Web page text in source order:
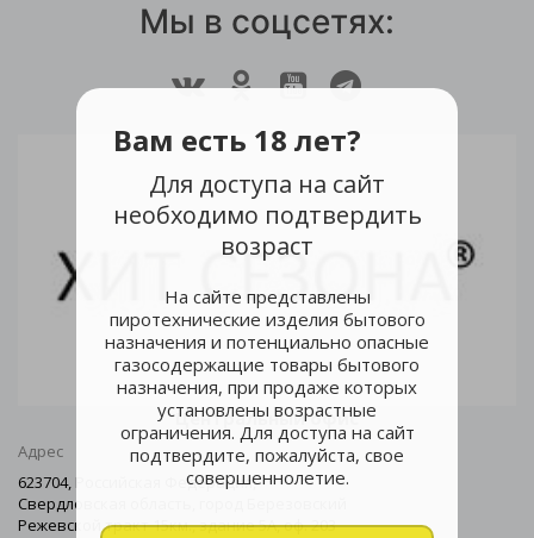
Вам есть 18 лет?
Для доступа на сайт
необходимо подтвердить
возраст
На сайте представлены
пиротехнические изделия бытового
назначения и потенциально опасные
газосодержащие товары бытового
назначения, при продаже которых
установлены возрастные
ограничения. Для доступа на сайт
подтвердите, пожалуйста, свое
совершеннолетие.
Мы в соцсетях:
Центральный офис
Адрес
623704, Российская Федерация,
Свердловская область, город Березовский
Режевской тракт 15км., здание 5А, оф. 203